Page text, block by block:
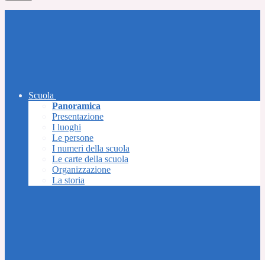
Scuola
Panoramica
Presentazione
I luoghi
Le persone
I numeri della scuola
Le carte della scuola
Organizzazione
La storia